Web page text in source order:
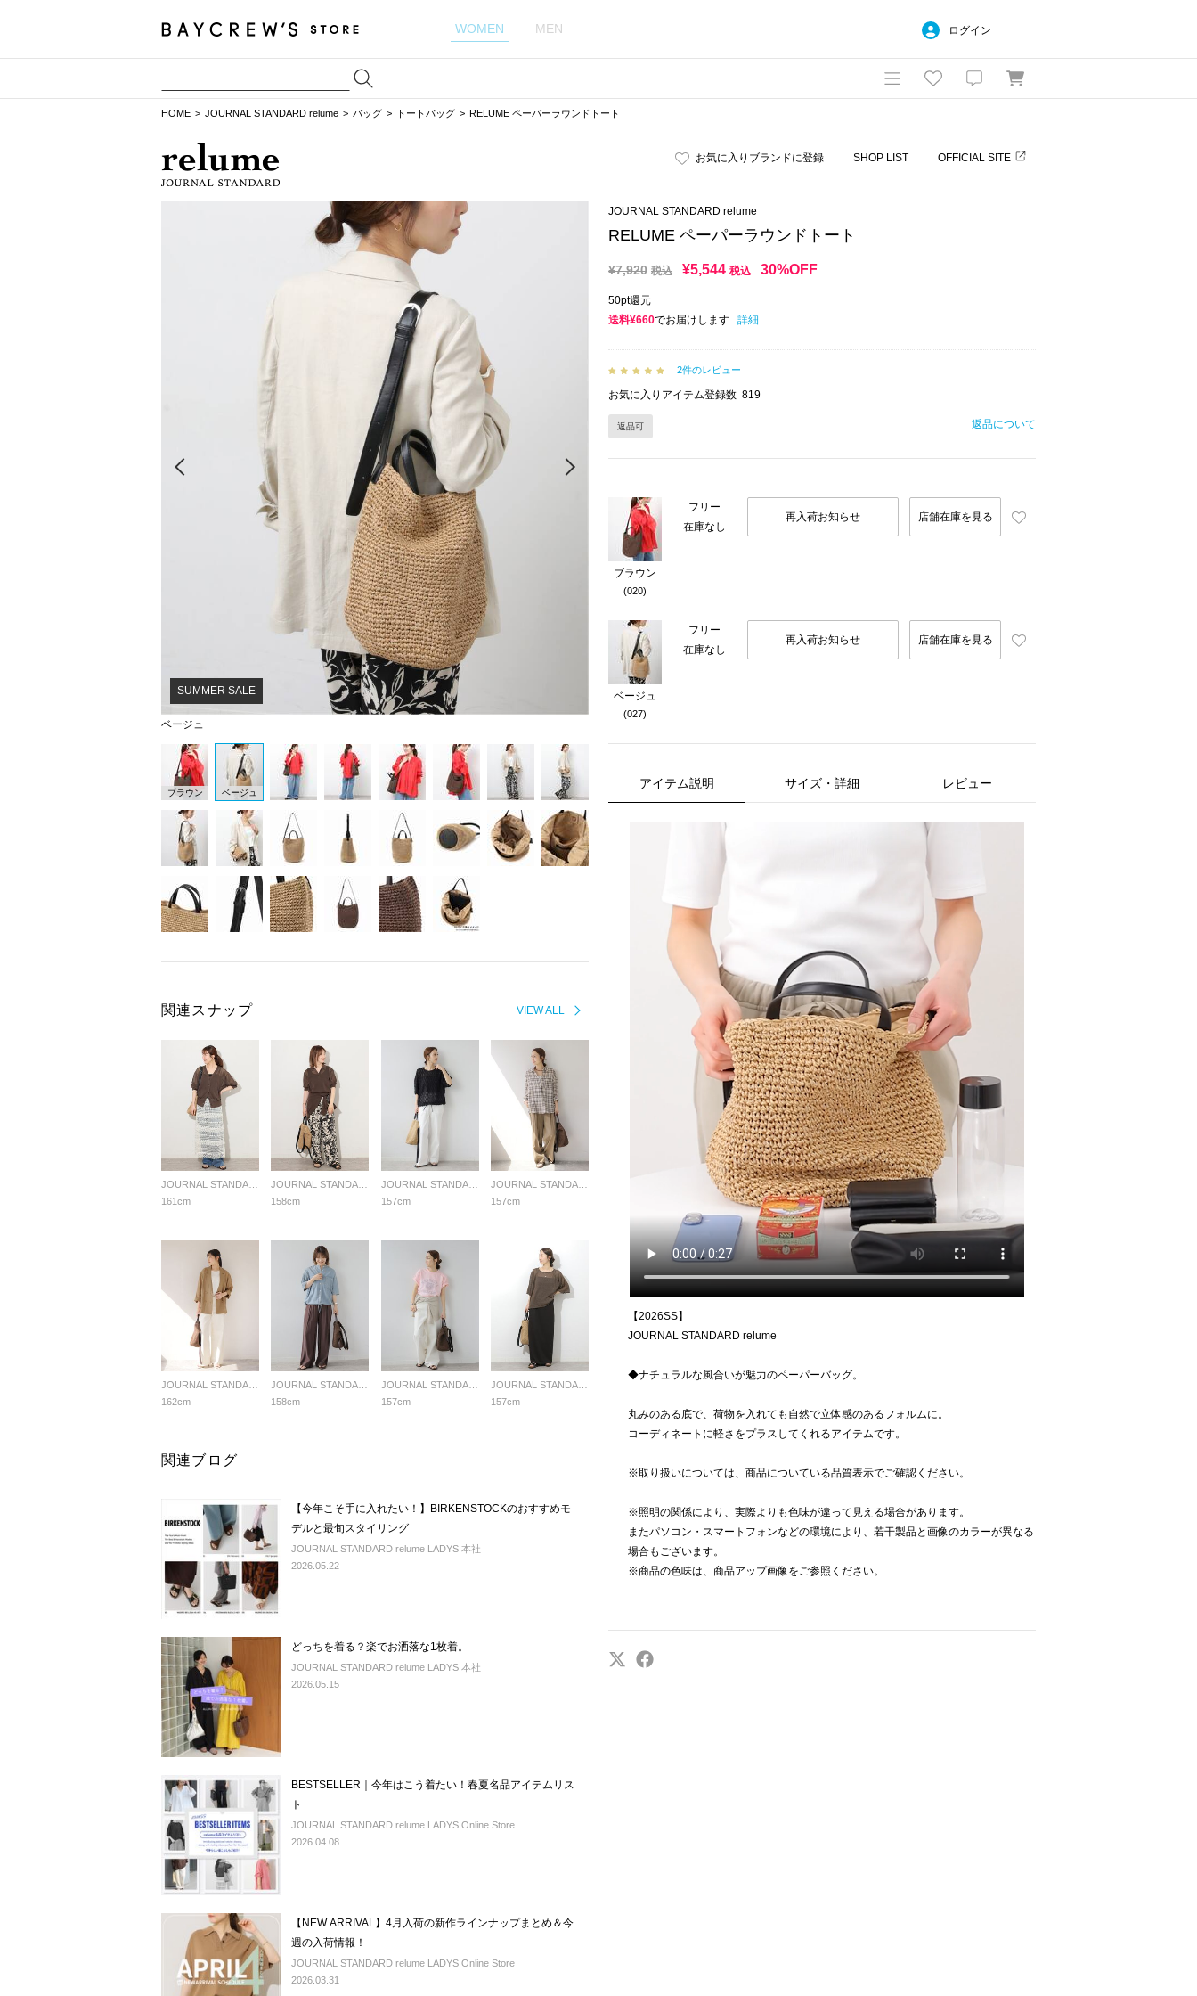
WOMEN MEN ログイン
HOME JOURNAL STANDARD relume バッグ トートバッグ RELUME ペーパーラウンドトート
お気に入りブランドに登録 SHOP LIST OFFICIAL SITE
ベージュ
Next
SUMMER SALE
ブラウン ベージュ
VIEW ALL
関連スナップ
161cm
158cm
JOURNAL STANDARD relume LADYS
157cm
JOURNAL STANDARD relume LADYS
157cm
162cm
158cm
JOURNAL STANDARD relume LADYS
157cm
JOURNAL STANDARD relume LADYS
157cm
関連ブログ
【今年こそ手に入れたい！】BIRKENSTOCKのおすすめモ
デルと最旬スタイリング
JOURNAL STANDARD relume LADYS 本社
2026.05.22
どっちを着る？楽でお洒落な1枚着。
JOURNAL STANDARD relume LADYS 本社
2026.05.15
BESTSELLER｜今年はこう着たい！春夏名品アイテムリス
ト
JOURNAL STANDARD relume LADYS Online Store
2026.04.08
【NEW ARRIVAL】4月入荷の新作ラインナップまとめ＆今
週の入荷情報！
JOURNAL STANDARD relume LADYS Online Store
2026.03.31
JOURNAL STANDARD relume
RELUME ペーパーラウンドトート
¥7,920 税込 ¥5,544 税込 30%OFF
50pt還元
送料¥660でお届けします 詳細
2件のレビュー
お気に入りアイテム登録数 819
返品可 返品について
ブラウン
(020)
フリー
在庫なし
再入荷お知らせ 店舗在庫を見る
ベージュ
(027)
フリー
在庫なし
再入荷お知らせ 店舗在庫を見る
アイテム説明 サイズ・詳細 レビュー
【2026SS】
JOURNAL STANDARD relume
◆ナチュラルな風合いが魅力のペーパーバッグ。
丸みのある底で、荷物を入れても自然で立体感のあるフォルムに。
コーディネートに軽さをプラスしてくれるアイテムです。
※取り扱いについては、商品についている品質表示でご確認ください。
※照明の関係により、実際よりも色味が違って見える場合があります。
またパソコン・スマートフォンなどの環境により、若干製品と画像のカラーが異なる
場合もございます。
※商品の色味は、商品アップ画像をご参照ください。